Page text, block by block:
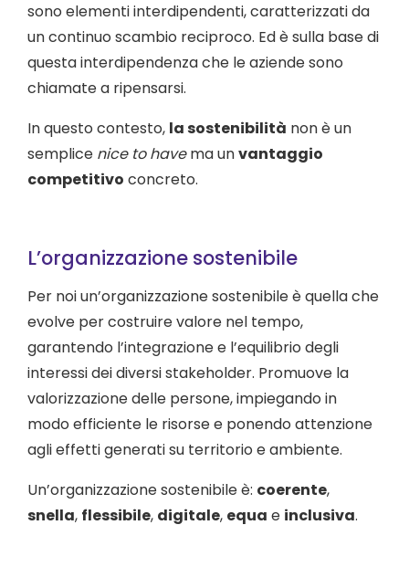
sono elementi interdipendenti, caratterizzati da
un continuo scambio reciproco. Ed è sulla base di
questa interdipendenza che le aziende sono
chiamate a ripensarsi.
In questo contesto, la sostenibilità non è un
semplice nice to havema unvantaggio
competitivo concreto.
L’organizzazione sostenibile
Per noi un’organizzazione sostenibile è quella che
evolve per costruire valore nel tempo,
garantendo l’integrazione e l’equilibrio degli
interessi dei diversi stakeholder. Promuove la
valorizzazione delle persone, impiegando in
modo efficiente le risorse e ponendo attenzione
agli effetti generati su territorio e ambiente.
Un’organizzazione sostenibile è: coerente,
snella, flessibile, digitale, equa e inclusiva.